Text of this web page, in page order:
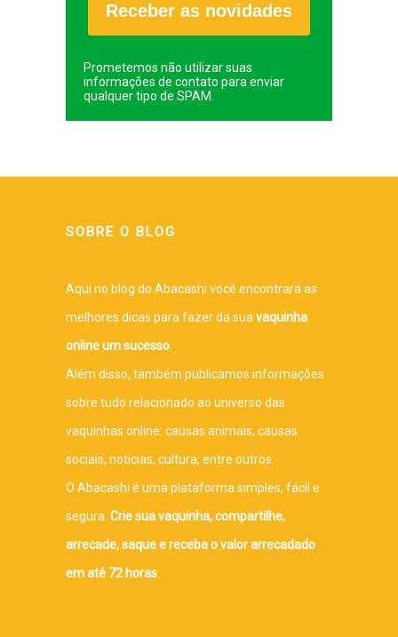
Receber as novidades
Prometemos não utilizar suas
informações de contato para enviar
qualquer tipo de SPAM.
SOBRE O BLOG
Aqui no blog do Abacashi você encontrará as
melhores dicas para fazer da suavaquinha
online um sucesso.
Além disso, também publicamos informações
sobre tudo relacionado ao universo das
vaquinhas online: causas animais, causas
sociais, notícias, cultura, entre outros.
O Abacashi é uma plataforma simples, fácil e
segura. Crie sua vaquinha, compartilhe,
arrecade, saque e receba o valor arrecadado
em até 72 horas.